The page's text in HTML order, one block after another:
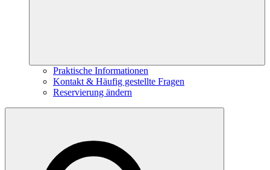
Praktische Informationen
Kontakt & Häufig gestellte Fragen
Reservierung ändern